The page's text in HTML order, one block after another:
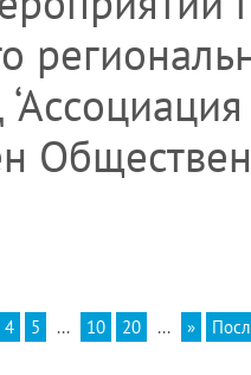
4 5 ... 10 20 ... »